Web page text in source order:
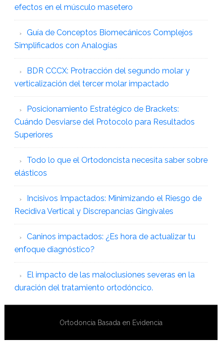
efectos en el músculo masetero
Guía de Conceptos Biomecánicos Complejos
Simplificados con Analogías
BDR CCCX: Protracción del segundo molar y
verticalización del tercer molar impactado
Posicionamiento Estratégico de Brackets:
Cuándo Desviarse del Protocolo para Resultados
Superiores
Todo lo que el Ortodoncista necesita saber sobre
elásticos
Incisivos Impactados: Minimizando el Riesgo de
Recidiva Vertical y Discrepancias Gingivales
Caninos impactados: ¿Es hora de actualizar tu
enfoque diagnóstico?
El impacto de las maloclusiones severas en la
duración del tratamiento ortodóncico.
Ortodoncia Basada en Evidencia